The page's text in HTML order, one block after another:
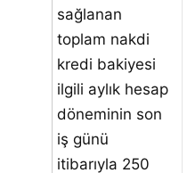
sağlanan
toplam nakdi
kredi bakiyesi
ilgili aylık hesap
döneminin son
iş günü
itibarıyla 250